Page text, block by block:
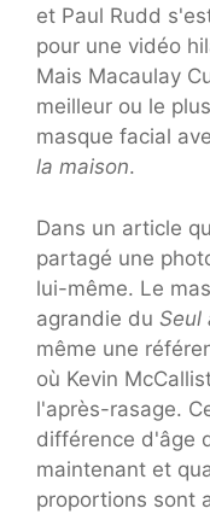
et Paul Rudd
pour une vidéo
Mais Macaulay
meilleur ou le
masque facial
la maison.
Dans un article
partagé une
lui-même. Le
agrandie du Seul
même une
où Kevin
l'après-rasage.
différence d'âge
maintenant et
proportions sont